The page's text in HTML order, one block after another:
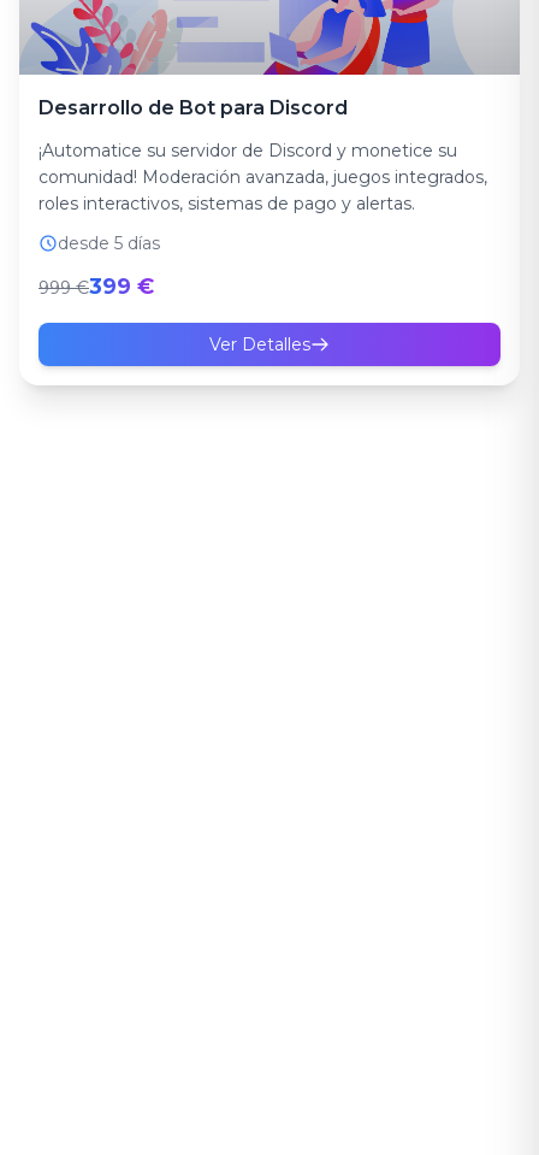
Desarrollo de Bot para Discord
¡Automatice su servidor de Discord y monetice su
comunidad! Moderación avanzada, juegos integrados,
roles interactivos, sistemas de pago y alertas.
desde 5 días
999 €399 €
Ver Detalles